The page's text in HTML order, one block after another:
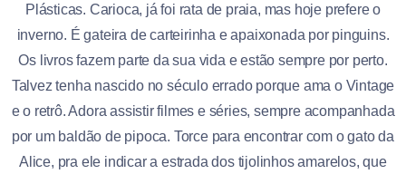
Plásticas. Carioca, já foi rata de praia, mas hoje prefere o
inverno. É gateira de carteirinha e apaixonada por pinguins.
Os livros fazem parte da sua vida e estão sempre por perto.
Talvez tenha nascido no século errado porque ama o Vintage
e o retrô. Adora assistir filmes e séries, sempre acompanhada
por um baldão de pipoca. Torce para encontrar com o gato da
Alice, pra ele indicar a estrada dos tijolinhos amarelos, que